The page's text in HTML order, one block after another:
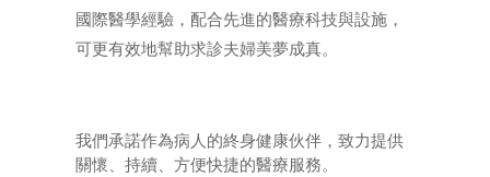
國際醫學經驗，配合先進的醫療科技與設施，
可更有效地幫助求診夫婦美夢成真。
我們承諾作為病人的終身健康伙伴，致力提供
關懷、持續、方便快捷的醫療服務。